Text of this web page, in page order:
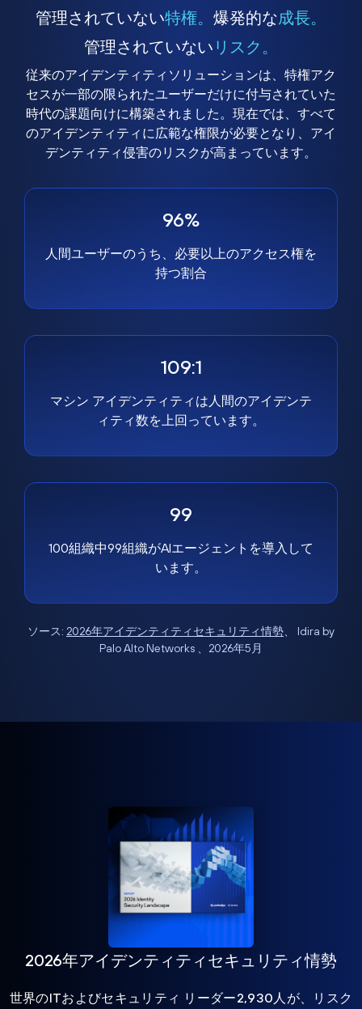
管理されていない特権。 爆発的な成長。
管理されていない リスク。
従来のアイデンティティソリューションは、特権アク
セスが一部の限られたユーザーだけに付与されていた
時代の課題向けに構築されました。現在では、すべて
のアイデンティティに広範な権限が必要となり、アイ
デンティティ侵害のリスクが高まっています。
96%
人間ユーザーのうち、必要以上のアクセス権を
持つ割合
109:1
マシン アイデンティティは人間のアイデンテ
ィティ数を上回っています。
99
100組織中99組織がAIエージェントを導入して
います。
ソース: 2026年アイデンティティセキュリティ情勢、 Idira by
Palo Alto Networks 、2026年5月
2026年アイデンティティセキュリティ情勢
世界のITおよびセキュリティ リーダー2,930人が、リスク